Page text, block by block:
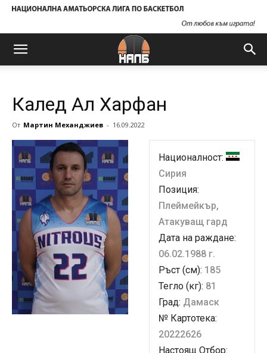
Калед Ал Харфан
От Мартин Механджиев - 16.09.2022
Националност:
Сирия
Позиция:
Плеймейкър,
Атакуващ гард
Дата на раждане:
06.02.1988 г.
Ръст (см): 185
Тегло (кг): 81
Град: Дамаск
№ Картотека:
20222626
Настоящ Отбор: